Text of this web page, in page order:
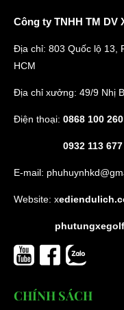
Công ty TNHH TM
Địa chỉ: 803 Quốc lộ 13,
HCM
Địa chỉ xưởng: 49/9 Nhị
Điện thoại: 0868 100 260
0932 113 677
E-mail:
Website: x
CHÍNH SÁCH